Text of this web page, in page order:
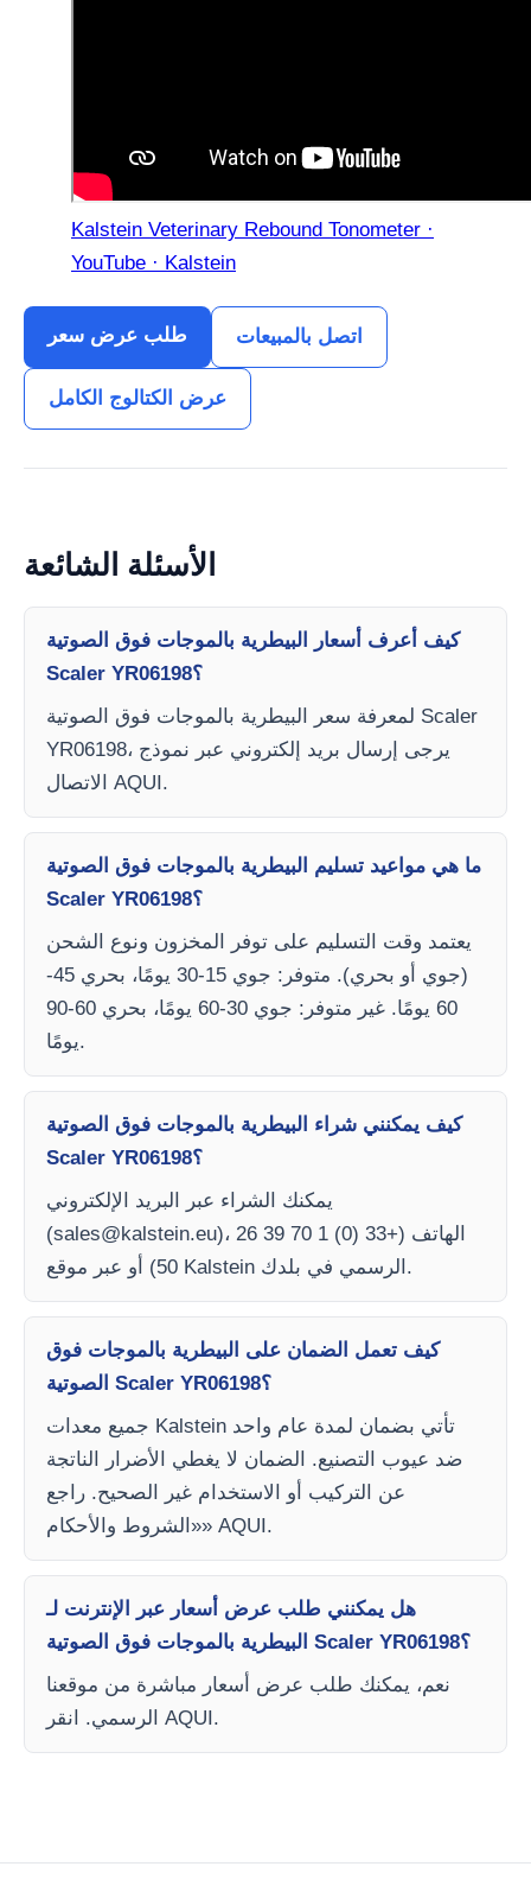
Kalstein Veterinary Rebound Tonometer ·
YouTube · Kalstein
طلب عرض سعر اتصل بالمبيعات
عرض الكتالوج الكامل
الأسئلة الشائعة
كيف أعرف أسعار البيطرية بالموجات فوق الصوتية
Scaler YR06198؟
لمعرفة سعر البيطرية بالموجات فوق الصوتية Scaler
YR06198، يرجى إرسال بريد إلكتروني عبر نموذج
الاتصال AQUI.
ما هي مواعيد تسليم البيطرية بالموجات فوق الصوتية
Scaler YR06198؟
يعتمد وقت التسليم على توفر المخزون ونوع الشحن
(جوي أو بحري). متوفر: جوي 15-30 يومًا، بحري 45-
60 يومًا. غير متوفر: جوي 30-60 يومًا، بحري 60-90
يومًا.
كيف يمكنني شراء البيطرية بالموجات فوق الصوتية
Scaler YR06198؟
يمكنك الشراء عبر البريد الإلكتروني
(sales@kalstein.eu)، الهاتف (+33 (0) 1 70 39 26
50) أو عبر موقع Kalstein الرسمي في بلدك.
كيف تعمل الضمان على البيطرية بالموجات فوق
الصوتية Scaler YR06198؟
جميع معدات Kalstein تأتي بضمان لمدة عام واحد
ضد عيوب التصنيع. الضمان لا يغطي الأضرار الناتجة
عن التركيب أو الاستخدام غير الصحيح. راجع
«الشروط والأحكام» AQUI.
هل يمكنني طلب عرض أسعار عبر الإنترنت لـ
البيطرية بالموجات فوق الصوتية Scaler YR06198؟
نعم، يمكنك طلب عرض أسعار مباشرة من موقعنا
الرسمي. انقر AQUI.